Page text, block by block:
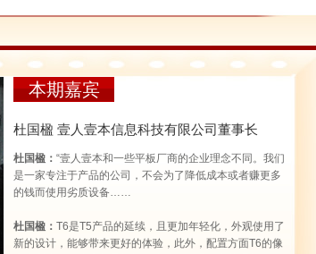
本期嘉宾
杜国楹 壹人壹本信息科技有限公司董事长
杜国楹 ： “壹人壹本和一些平板厂商的企业理念不同。我们
是一家专注于产品的公司，不会为了降低成本或者赚更多
的钱而使用劣质设备……
杜国楹 ： T6是T5产品的延续，且更加年轻化，外观使用了
新的设计，能够带来更好的体验，此外，配置方面T6的像